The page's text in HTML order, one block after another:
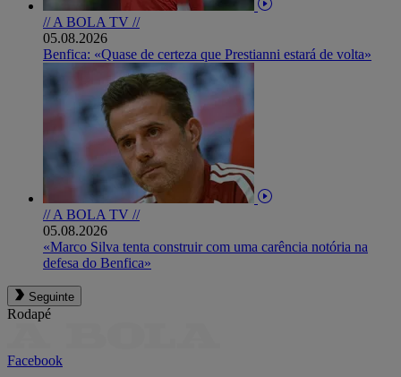
// A BOLA TV //
05.08.2026
Benfica: «Quase de certeza que Prestianni estará de volta»
// A BOLA TV //
05.08.2026
«Marco Silva tenta construir com uma carência notória na
defesa do Benfica»
Seguinte
Rodapé
Facebook